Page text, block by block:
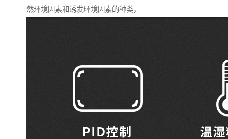
然环境因素和诱发环境因素的种类，